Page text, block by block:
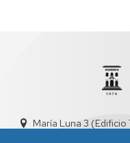
María Luna 3